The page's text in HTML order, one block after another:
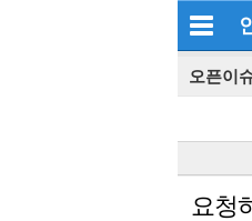
오픈이
요청